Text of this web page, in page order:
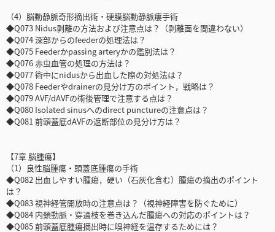
（4）脳動静脈奇形摘出術・硬膜脳動静脈瘻手術
◆Q073 Nidus剥離の方法および注意点は？（剥離面を間違わない）
◆Q074 深部からのfeederの処理法は？
◆Q075 Feederかpassing arteryかの鑑別法は？
◆Q076 赤虫血管の処理の方法は？
◆Q077 術中にnidusから出血した際の対処法は？
◆Q078 Feederやdrainerの見分け方のポイント，戦略は？
◆Q079 AVF/dAVFの術後管理で注意する点は？
◆Q080 Isolated sinusへのdirect punctureの注意点は？
◆Q081 前頭蓋底dAVFの遮断部位の見分け方は？
【7章 脳腫瘍】
（1）良性脳腫瘍・頭蓋底腫瘍の手術
◆Q082 出血しやすい腫瘍，硬い（石灰化含む）腫瘍の摘出のポイント
は？
◆Q083 視神経管開放時の注意点は？（視神経障害を防ぐために）
◆Q084 内頚動脈・穿通枝を巻き込んだ腫瘍への対応のポイントは？
◆Q085 前頭蓋底腫瘍摘出時に嗅神経を温存するためには？